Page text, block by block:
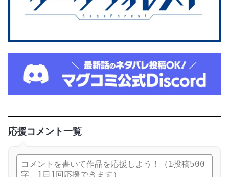
応援コメント一覧